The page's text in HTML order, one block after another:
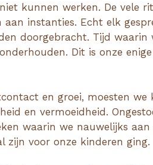
kunnen werken. De vele
instanties. Echt elk
doorgebracht. Tijd waarin
Dit is onze
en groei, moesten we
en vermoeidheid.
waarin we nauwelijks
zijn voor onze kinderen ging.